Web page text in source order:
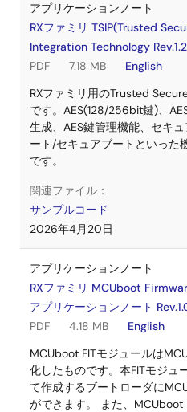
アプリケーションノート
RXファミリ TSIP(Trusted
Integration Technology
PDF
7.18 MB
English
RXファミリ用のTrusted
です。AES(128/256bit鍵)、
生成、AES鍵管理機能、セキ
ート/セキュアブートといった
です。
関連ファイル：
サンプルコード
2026年4月20日
アプリケーションノート
RXファミリ MCUboot
アプリケーションノート
PDF
4.18 MB
English
MCUboot FITモジュールは
化したものです。本FITモジュ
て作成するブートローダに
ができます。 また、MCUboot